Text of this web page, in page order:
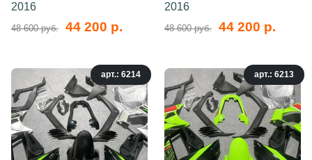
2016
48 600 руб. 44 200 р.
2016
48 600 руб. 44 200 р.
арт.: 6214 арт.: 6213